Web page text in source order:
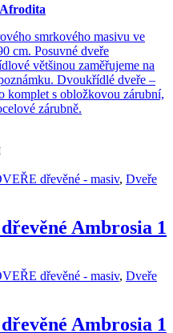
smrkového masivu ve
cm. Posuvné dveře
většinou zaměřujeme na
Dvoukřídlé dveře –
komplet s obložkovou zárubní,
zárubně.
dřevěné - masiv, Dveře
Ambrosia 1
dřevěné - masiv, Dveře
Ambrosia 1